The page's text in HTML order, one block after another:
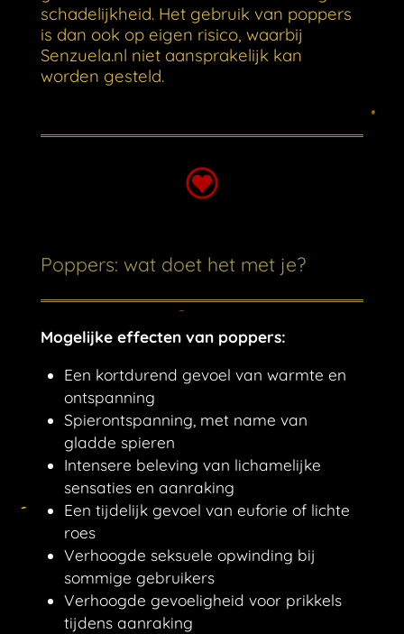
schadelijkheid. Het gebruik van poppers
is dan ook op eigen risico, waarbij
Senzuela.nl niet aansprakelijk kan
worden gesteld.
Poppers: wat doet het met je?
Mogelijke effecten van poppers:
Een kortdurend gevoel van warmte en
ontspanning
Spierontspanning, met name van
gladde spieren
Intensere beleving van lichamelijke
sensaties en aanraking
Een tijdelijk gevoel van euforie of lichte
roes
Verhoogde seksuele opwinding bij
sommige gebruikers
Verhoogde gevoeligheid voor prikkels
tijdens aanraking